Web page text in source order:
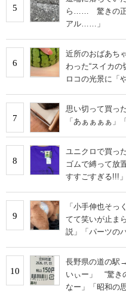
5
ら…… 驚きの正
アル……」
6
近所のおばあち
わった“スイカ
ロコの光景に「
7
思い切って買っ
「あぁぁぁぁ」
8
ユニクロで買っ
ゴムで縛って
すすごすぎる!!!
9
「小手伸也そ
てて笑いが止ま
説」「パーツの
10
長野県の道の駅
いぃー」 “驚き
なー」「昭和の